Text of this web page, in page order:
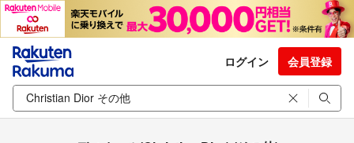
ログイン 会員登録